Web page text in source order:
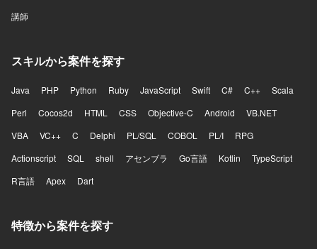
講師
スキルから案件を探す
Java PHP Python Ruby JavaScript Swift C# C++
Scala
Perl
Cocos2d HTML CSS Objective-C Android
VB.NET
VBA
VC++ C Delphi PL/SQL COBOL PL/I
RPG
Actionscript
SQL shell アセンブラ Go言語 Kotlin
TypeScript
R言語
Apex Dart
特徴から案件を探す